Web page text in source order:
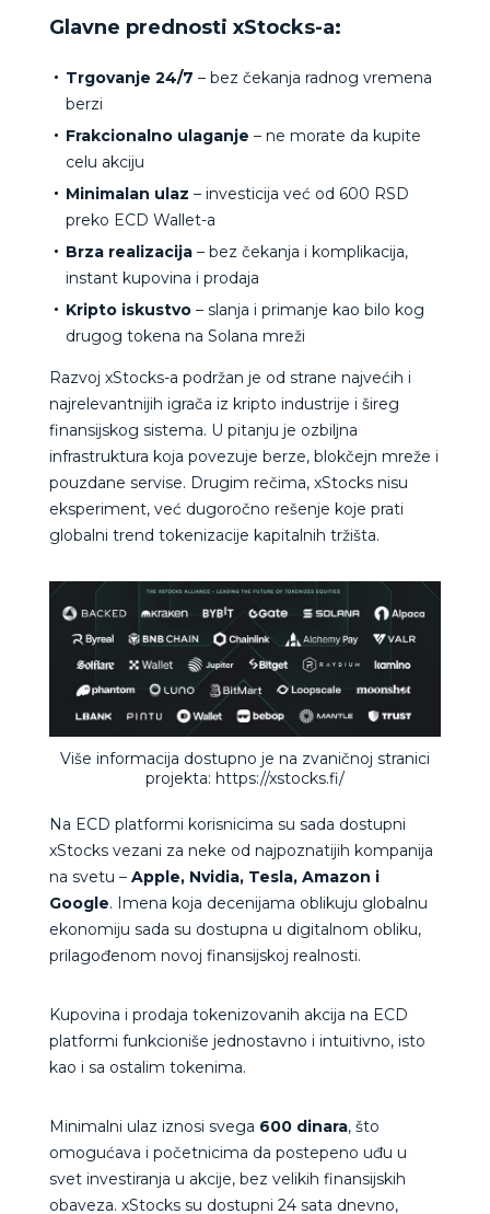
Glavne prednosti xStocks-a:
Trgovanje 24/7 – bez čekanja radnog vremena
berzi
Frakcionalno ulaganje – ne morate da kupite
celu akciju
Minimalan ulaz – investicija već od 600 RSD
preko ECD Wallet-a
Brza realizacija – bez čekanja i komplikacija,
instant kupovina i prodaja
Kripto iskustvo– slanja i primanje kao bilo kog
drugog tokena na Solana mreži
Razvoj xStocks-a podržan je od strane najvećih i
najrelevantnijih igrača iz kripto industrije i šireg
finansijskog sistema. U pitanju je ozbiljna
infrastruktura koja povezuje berze, blokčejn mreže i
pouzdane servise. Drugim rečima, xStocks nisu
eksperiment, već dugoročno rešenje koje prati
globalni trend tokenizacije kapitalnih tržišta.
Više informacija dostupno je na zvaničnoj stranici
projekta: https://xstocks.fi/
Na ECD platformi korisnicima su sada dostupni
xStocks vezani za neke od najpoznatijih kompanija
na svetu – Apple, Nvidia, Tesla, Amazon i
Google. Imena koja decenijama oblikuju globalnu
ekonomiju sada su dostupna u digitalnom obliku,
prilagođenom novoj finansijskoj realnosti.
Kupovina i prodaja tokenizovanih akcija na ECD
platformi funkcioniše jednostavno i intuitivno, isto
kao i sa ostalim tokenima.
Minimalni ulaz iznosi svega 600 dinara, što
omogućava i početnicima da postepeno uđu u
svet investiranja u akcije, bez velikih finansijskih
obaveza. xStocks su dostupni 24 sata dnevno,